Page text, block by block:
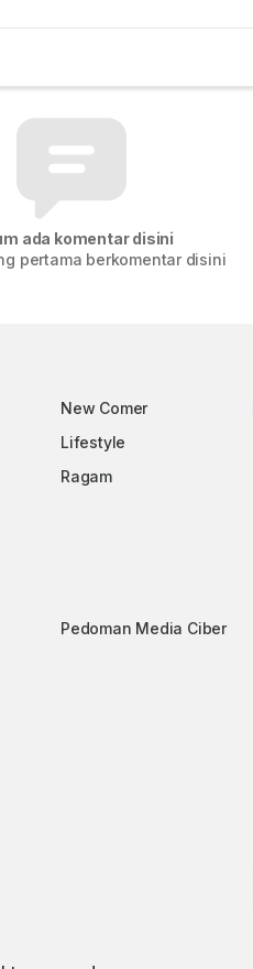
ada komentar disini
pertama berkomentar disini
New Comer
Lifestyle
Ragam
Pedoman Media Ciber